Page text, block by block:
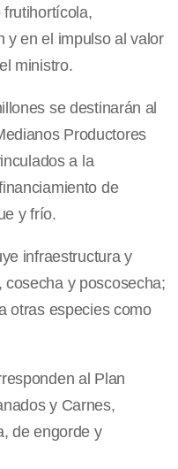
y en el impulso al valor
ministro.
se destinarán al
Productores
a la
de
y frío.
infraestructura y
y poscosecha;
otras especies como
al Plan
y Carnes,
de engorde y